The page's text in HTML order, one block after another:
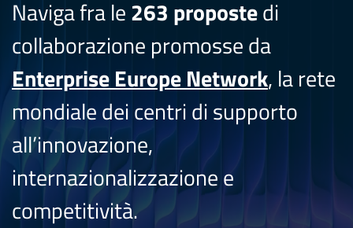
Naviga fra le263 propostedi
collaborazione promosse da
Enterprise Europe Network, la rete
mondiale dei centri di supporto
all’innovazione,
internazionalizzazione e
competitività.